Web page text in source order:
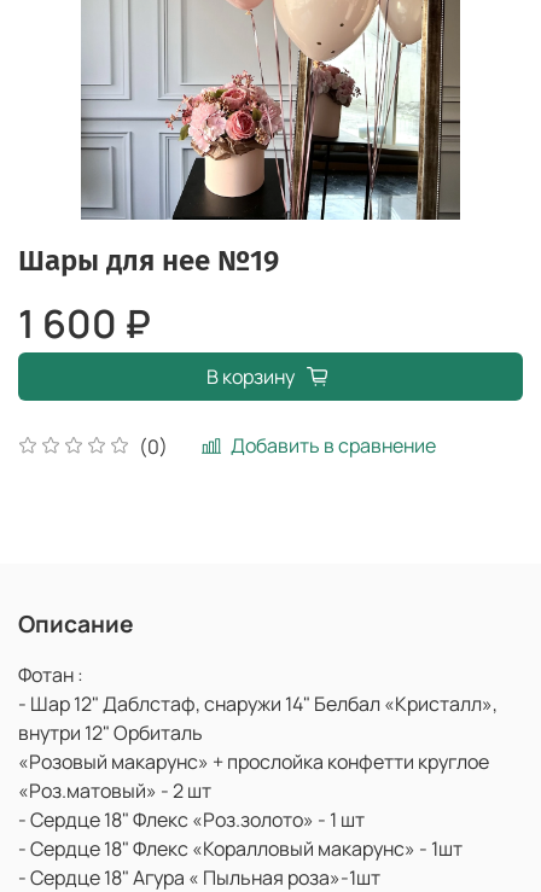
Шары для нее №19
(0) Добавить в сравнение
1 600 ₽
В корзину
Описание
Фотан :
- Шар 12" Даблстаф, снаружи 14" Белбал «Кристалл»,
внутри 12" Орбиталь
«Розовый макарунс» + прослойка конфетти круглое
«Роз.матовый» - 2 шт
- Сердце 18" Флекс «Роз.золото» - 1 шт
- Сердце 18" Флекс «Коралловый макарунс» - 1шт
- Сердце 18" Агура « Пыльная роза»-1шт